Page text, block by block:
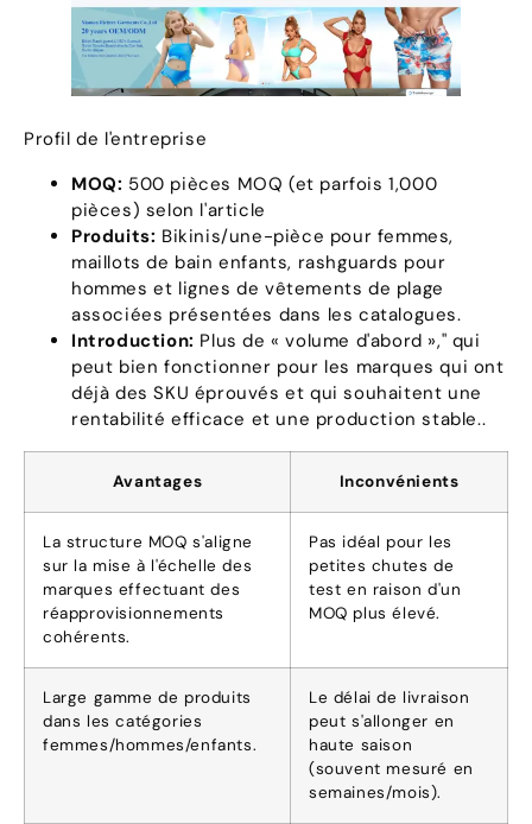
Profil de l'entreprise
MOQ: 500 pièces MOQ (et parfois 1,000
pièces) selon l'article
Produits: Bikinis/une-pièce pour femmes,
maillots de bain enfants, rashguards pour
hommes et lignes de vêtements de plage
associées présentées dans les catalogues.
Introduction: Plus de « volume d'abord »," qui
peut bien fonctionner pour les marques qui ont
déjà des SKU éprouvés et qui souhaitent une
rentabilité efficace et une production stable..
Avantages Inconvénients
La structure MOQ s'aligne
sur la mise à l'échelle des
marques effectuant des
réapprovisionnements
cohérents.
Pas idéal pour les
petites chutes de
test en raison d'un
MOQ plus élevé.
Large gamme de produits
dans les catégories
femmes/hommes/enfants.
Le délai de livraison
peut s'allonger en
haute saison
(souvent mesuré en
semaines/mois).